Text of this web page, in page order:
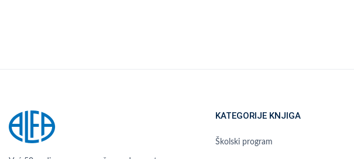
KATEGORIJE KNJIGA
Školski program